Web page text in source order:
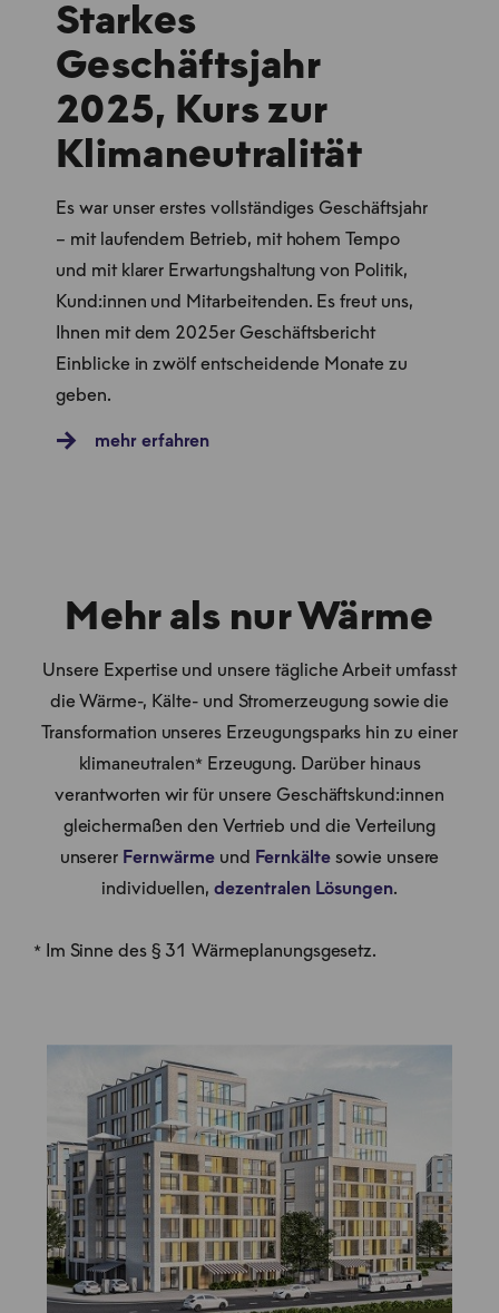
Starkes
Geschäftsjahr
2025, Kurs zur
Klimaneutralität
Es war unser erstes vollständiges Geschäftsjahr
– mit laufendem Betrieb, mit hohem Tempo
und mit klarer Erwartungshaltung von Politik,
Kund:innen und Mitarbeitenden. Es freut uns,
Ihnen mit dem 2025er Geschäftsbericht
Einblicke in zwölf entscheidende Monate zu
geben.
mehr erfahren
Mehr als nur Wärme
Unsere Expertise und unsere tägliche Arbeit umfasst
die Wärme-, Kälte- und Stromerzeugung sowie die
Transformation unseres Erzeugungsparks hin zu einer
klimaneutralen* Erzeugung. Darüber hinaus
verantworten wir für unsere Geschäftskund:innen
gleichermaßen den Vertrieb und die Verteilung
unserer Fernwärmeund Fernkälte sowie unsere
individuellen,dezentralen Lösungen.
* Im Sinne des § 31 Wärmeplanungsgesetz.